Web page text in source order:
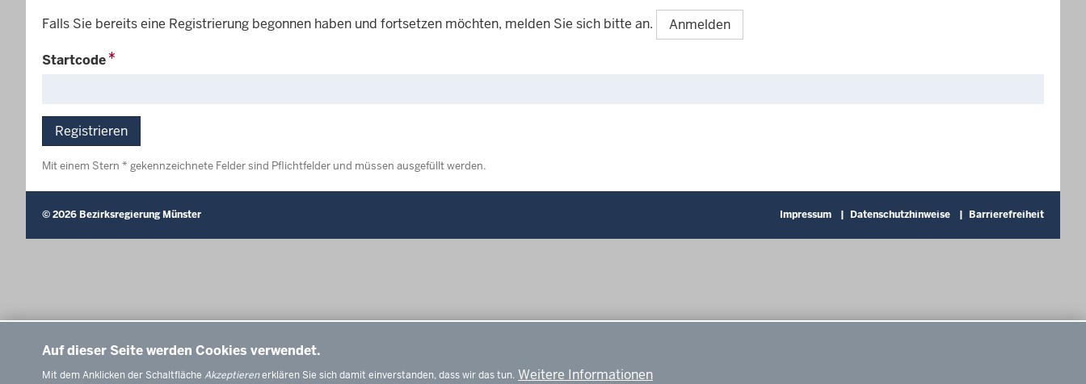
Auf dieser Seite werden Cookies verwendet.
Mit dem Anklicken der Schaltfläche Akzeptierenerklären Sie sich damit einverstanden, dass wir das tun. Weitere Informationen
Falls Sie bereits eine Registrierung begonnen haben und fortsetzen möchten, melden Sie sich bitte an. Anmelden
Startcode
Registrieren
Mit einem Stern * gekennzeichnete Felder sind Pflichtfelder und müssen ausgefüllt werden.
© 2026 Bezirksregierung Münster Impressum Datenschutzhinweise Barrierefreiheit